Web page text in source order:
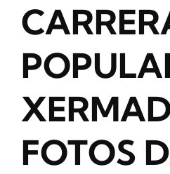
FOTOS